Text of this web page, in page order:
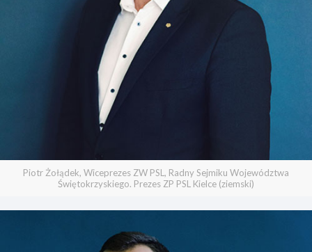
Piotr Żołądek, Wiceprezes ZW PSL, Radny Sejmiku Województwa
Świętokrzyskiego. Prezes ZP PSL Kielce (ziemski)